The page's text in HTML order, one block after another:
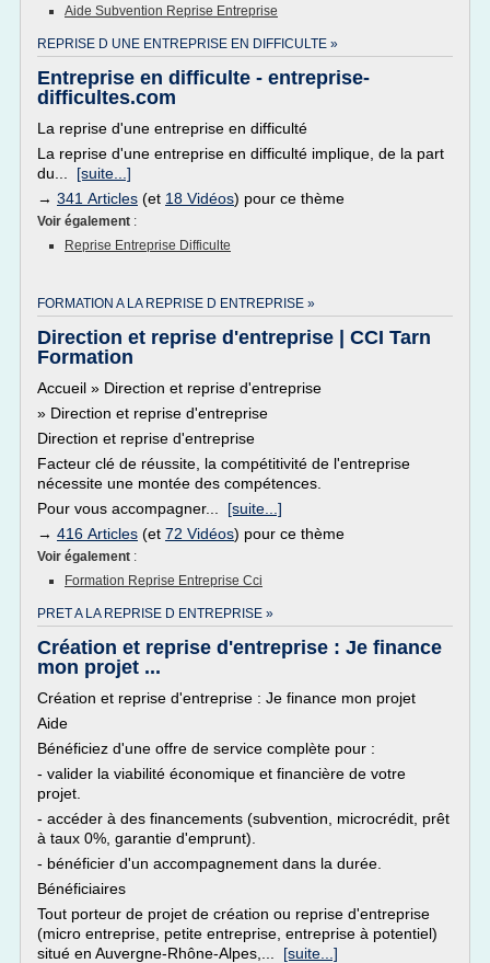
Aide Subvention Reprise Entreprise
REPRISE D UNE ENTREPRISE EN DIFFICULTE »
Entreprise en difficulte - entreprise-
difficultes.com
La reprise d'une entreprise en difficulté
La reprise d'une entreprise en difficulté implique, de la part
du... [suite...]
→ 341 Articles (et 18 Vidéos) pour ce thème
Voir également :
Reprise Entreprise Difficulte
FORMATION A LA REPRISE D ENTREPRISE »
Direction et reprise d'entreprise | CCI Tarn
Formation
Accueil » Direction et reprise d'entreprise
» Direction et reprise d'entreprise
Direction et reprise d'entreprise
Facteur clé de réussite, la compétitivité de l'entreprise
nécessite une montée des compétences.
Pour vous accompagner... [suite...]
→ 416 Articles (et 72 Vidéos) pour ce thème
Voir également :
Formation Reprise Entreprise Cci
PRET A LA REPRISE D ENTREPRISE »
Création et reprise d'entreprise : Je finance
mon projet ...
Création et reprise d'entreprise : Je finance mon projet
Aide
Bénéficiez d'une offre de service complète pour :
- valider la viabilité économique et financière de votre
projet.
- accéder à des financements (subvention, microcrédit, prêt
à taux 0%, garantie d'emprunt).
- bénéficier d'un accompagnement dans la durée.
Bénéficiaires
Tout porteur de projet de création ou reprise d'entreprise
(micro entreprise, petite entreprise, entreprise à potentiel)
situé en Auvergne-Rhône-Alpes,... [suite...]